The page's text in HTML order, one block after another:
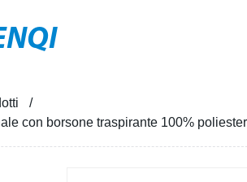
con borsone traspirante 100%